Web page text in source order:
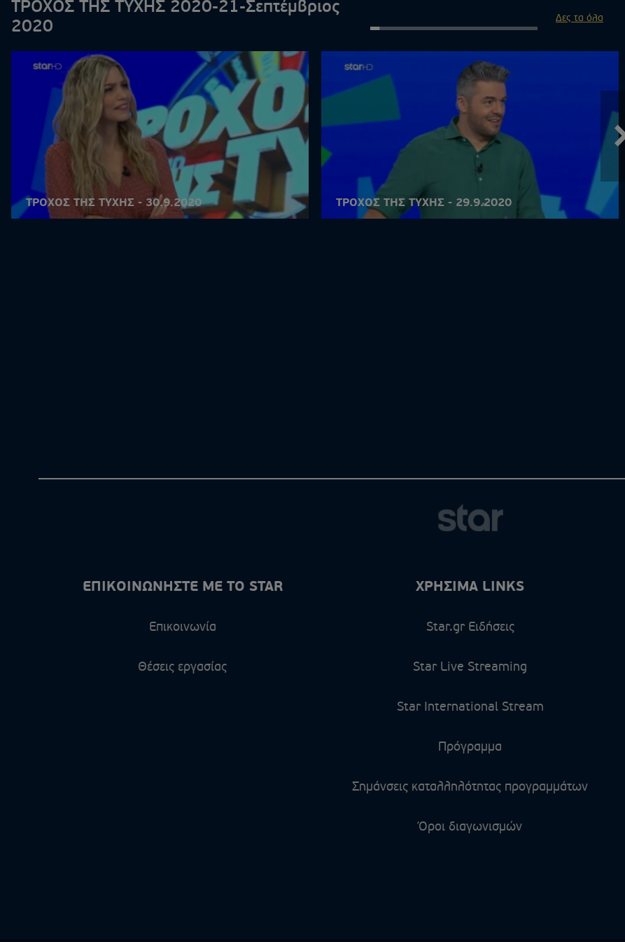
ΤΡΟΧΟΣ ΤΗΣ ΤΥΧΗΣ 2020-21-Σεπτέμβριος
2020
Δες τα όλα
ΤΡΟΧΟΣ ΤΗΣ ΤΥΧΗΣ - 30.9.2020 ΤΡΟΧΟΣ ΤΗΣ ΤΥΧΗΣ - 29.9.2020
ΕΠΙΚΟΙΝΩΝΗΣΤΕ ΜΕ ΤΟ STAR
Επικοινωνία
Θέσεις εργασίας
ΧΡΗΣΙΜΑ LINKS
Star.gr Ειδήσεις
Star Live Streaming
Star International Stream
Πρόγραμμα
Σημάνσεις καταλληλότητας προγραμμάτων
Όροι διαγωνισμών